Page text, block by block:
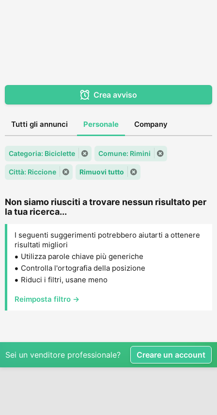
Crea avviso
Tutti gli annunci Personale Company
Categoria: Biciclette Comune: Rimini
Città: Riccione Rimuovi tutto
Non siamo riusciti a trovare nessun risultato per
la tua ricerca...
I seguenti suggerimenti potrebbero aiutarti a ottenere
risultati migliori
Utilizza parole chiave più generiche
Controlla l'ortografia della posizione
Riduci i filtri, usane meno
Reimposta filtro →
Sei un venditore professionale? Creare un account